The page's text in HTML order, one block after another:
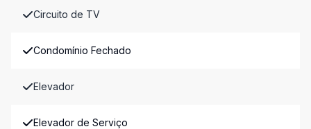
Circuito de TV
Condomínio Fechado
Elevador
Elevador de Serviço